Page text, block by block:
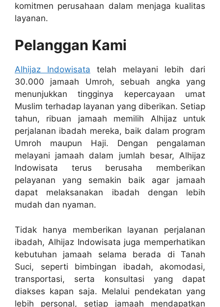
komitmen perusahaan dalam menjaga kualitas
layanan.
Pelanggan Kami
Alhijaz Indowisata telah melayani lebih dari
30.000 jamaah Umroh, sebuah angka yang
menunjukkan tingginya kepercayaan umat
Muslim terhadap layanan yang diberikan. Setiap
tahun, ribuan jamaah memilih Alhijaz untuk
perjalanan ibadah mereka, baik dalam program
Umroh maupun Haji. Dengan pengalaman
melayani jamaah dalam jumlah besar, Alhijaz
Indowisata terus berusaha memberikan
pelayanan yang semakin baik agar jamaah
dapat melaksanakan ibadah dengan lebih
mudah dan nyaman.
Tidak hanya memberikan layanan perjalanan
ibadah, Alhijaz Indowisata juga memperhatikan
kebutuhan jamaah selama berada di Tanah
Suci, seperti bimbingan ibadah, akomodasi,
transportasi, serta konsultasi yang dapat
diakses kapan saja. Melalui pendekatan yang
lebih personal, setiap jamaah mendapatkan